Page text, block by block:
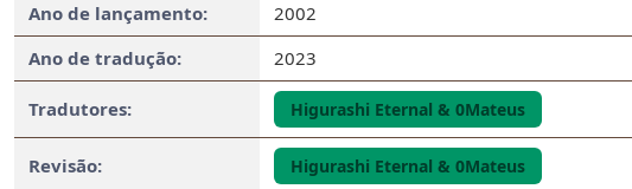
Ano de lançamento:
2002
Ano de tradução:
2023
Tradutores: Higurashi Eternal & 0Mateus
Revisão: Higurashi Eternal & 0Mateus